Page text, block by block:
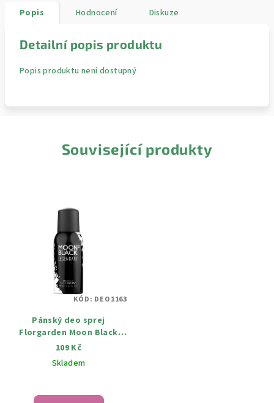
Popis Hodnocení Diskuze
Detailní popis produktu
Popis produktu není dostupný
Související produkty
Pánský deo sprej
Florgarden Moon Black
Legendary 100 ml
109 Kč
Skladem
KÓD: DEO1163